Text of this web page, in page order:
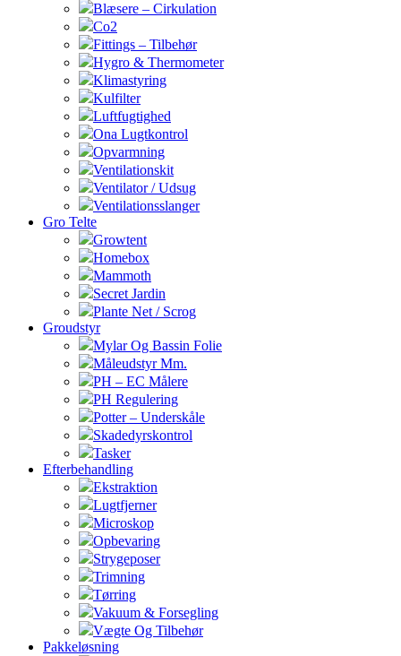
Blæsere – Cirkulation
Co2
Fittings – Tilbehør
Hygro & Thermometer
Klimastyring
Kulfilter
Luftfugtighed
Ona Lugtkontrol
Opvarmning
Ventilationskit
Ventilator / Udsug
Ventilationsslanger
Gro Telte
Growtent
Homebox
Mammoth
Secret Jardin
Plante Net / Scrog
Groudstyr
Mylar Og Bassin Folie
Måleudstyr Mm.
PH – EC Målere
PH Regulering
Potter – Underskåle
Skadedyrskontrol
Tasker
Efterbehandling
Ekstraktion
Lugtfjerner
Microskop
Opbevaring
Strygeposer
Trimning
Tørring
Vakuum & Forsegling
Vægte Og Tilbehør
Pakkeløsning